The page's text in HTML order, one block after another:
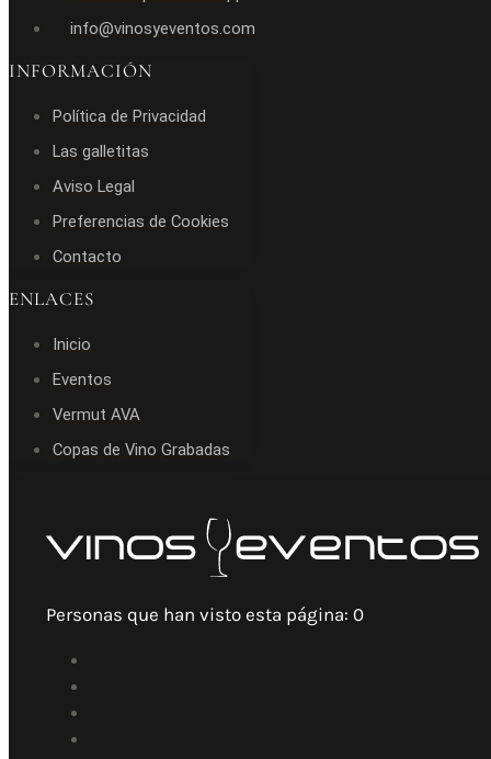
info@vinosyeventos.com
INFORMACIÓN
Política de Privacidad
Las galletitas
Aviso Legal
Preferencias de Cookies
Contacto
ENLACES
Inicio
Eventos
Vermut AVA
Copas de Vino Grabadas
Personas que han visto esta página: 0